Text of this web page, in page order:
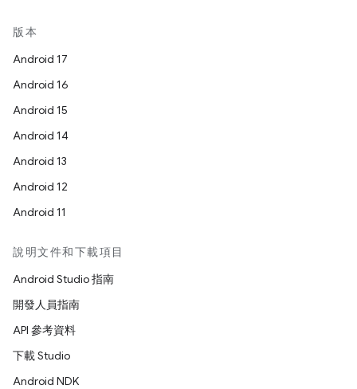
版本
Android 17
Android 16
Android 15
Android 14
Android 13
Android 12
Android 11
說明文件和下載項目
Android Studio 指南
開發人員指南
API 參考資料
下載 Studio
Android NDK